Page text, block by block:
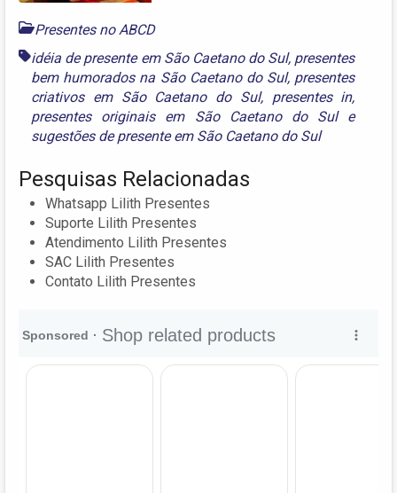
Presentes no ABCD
idéia de presente em São Caetano do Sul, presentes
bem humorados na São Caetano do Sul, presentes
criativos em São Caetano do Sul, presentes in,
presentes originais em São Caetano do Sule
sugestões de presente em São Caetano do Sul
Pesquisas Relacionadas
Whatsapp Lilith Presentes
Suporte Lilith Presentes
Atendimento Lilith Presentes
SAC Lilith Presentes
Contato Lilith Presentes